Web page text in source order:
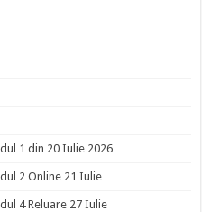
1 din 20 Iulie 2026
2 Online 21 Iulie
4 Reluare 27 Iulie